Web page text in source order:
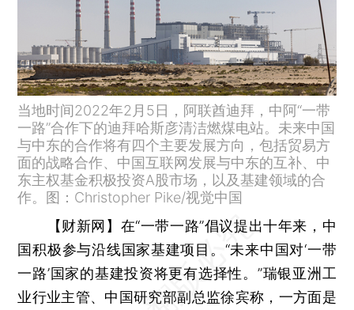
当地时间2022年2月5日，阿联酋迪拜，中阿“一带
一路”合作下的迪拜哈斯彦清洁燃煤电站。未来中国
与中东的合作将有四个主要发展方向，包括贸易方
面的战略合作、中国互联网发展与中东的互补、中
东主权基金积极投资A股市场，以及基建领域的合
作。图：Christopher Pike/视觉中国
【财新网】 在“一带一路”倡议提出十年来，中
国积极参与沿线国家基建项目。“未来中国对‘一带
一路’国家的基建投资将更有选择性。”瑞银亚洲工
业行业主管、中国研究部副总监徐宾称，一方面是